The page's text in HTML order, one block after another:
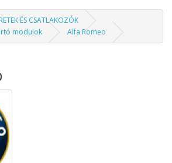
ÉS CSATLAKOZÓK
modulok
Alfa Romeo